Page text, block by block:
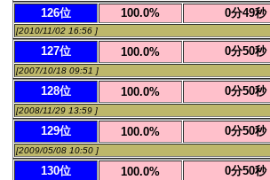
126位 100.0% 0分49秒
[2010/11/02 16:56 ]
127位 100.0% 0分50秒
[2007/10/18 09:51 ]
128位 100.0% 0分50秒
[2008/11/29 13:59 ]
129位 100.0% 0分50秒
[2009/05/08 10:50 ]
130位 100.0% 0分50秒